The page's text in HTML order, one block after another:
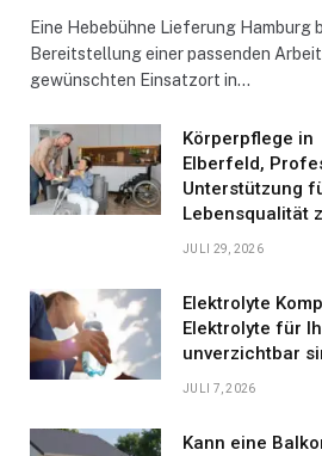
Eine Hebebühne Lieferung Hamburg
Bereitstellung einer passenden
gewünschten Einsatzort in…
Körperpflege in
Elberfeld,
Unterstützung
Lebensqualität
JULI 29, 2026
Elektrolyte
Elektrolyte für
unverzichtbar
JULI 7, 2026
Kann eine